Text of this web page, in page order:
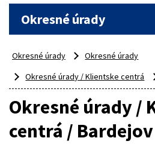
Okresné úrady
Okresné úrady
Okresné úrady
Okresné úrady / Klientske centrá
Okresné úrady /
centrá / Bardejov